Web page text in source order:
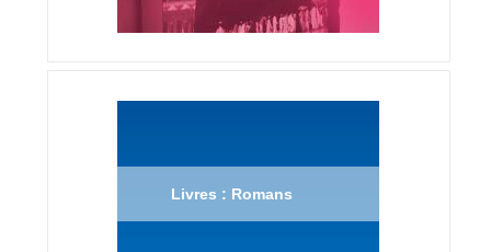
Livres : Romans